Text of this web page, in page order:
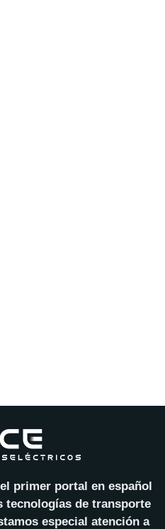
primer portal en español
tecnologías de transporte
especial atención a